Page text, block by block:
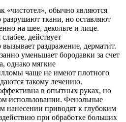
«чистотел», обычно являются
ткани, но оставляют
на шее, декольте и лице.
действует
вызывает раздражение, дерматит.
уменьшает бородавки за счет
однако мягкие
чаще не имеют плотного
такому лечению.
в опытных руках, но
использовании. Фенольные
нанесении приводят к глубоким
при обработке больших